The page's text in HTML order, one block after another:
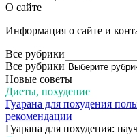
О сайте
Информация о сайте и
Все рубрики
Все рубрики
Новые советы
Диеты, похудение
Гуарана для похудения
рекомендации
Гуарана для похудения: